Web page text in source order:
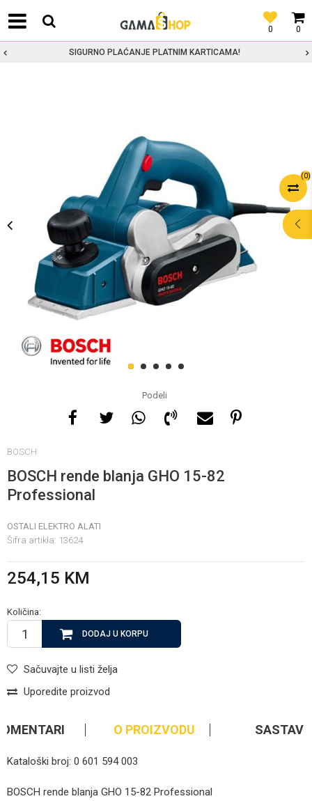
0
0
SIGURNO PLAĆANJE PLATNIM KARTICAMA!
(0)
1 2 3 4 5
Podeli
BOSCH
BOSCH rende blanja GHO 15-82
Professional
OSTALI ELEKTRO ALATI
Šifra artikla: 13624
254,15 KM
Količina:
DODAJ U KORPU
Sačuvajte u listi želja
Uporedite proizvod
POMOĆ PRI
KUPOVINI
i porudžbine
nedelje
O PROIZVODU SASTAV
Kataloški broj: 0 601 594 003
BOSCH rende blanja GHO 15-82 Professional